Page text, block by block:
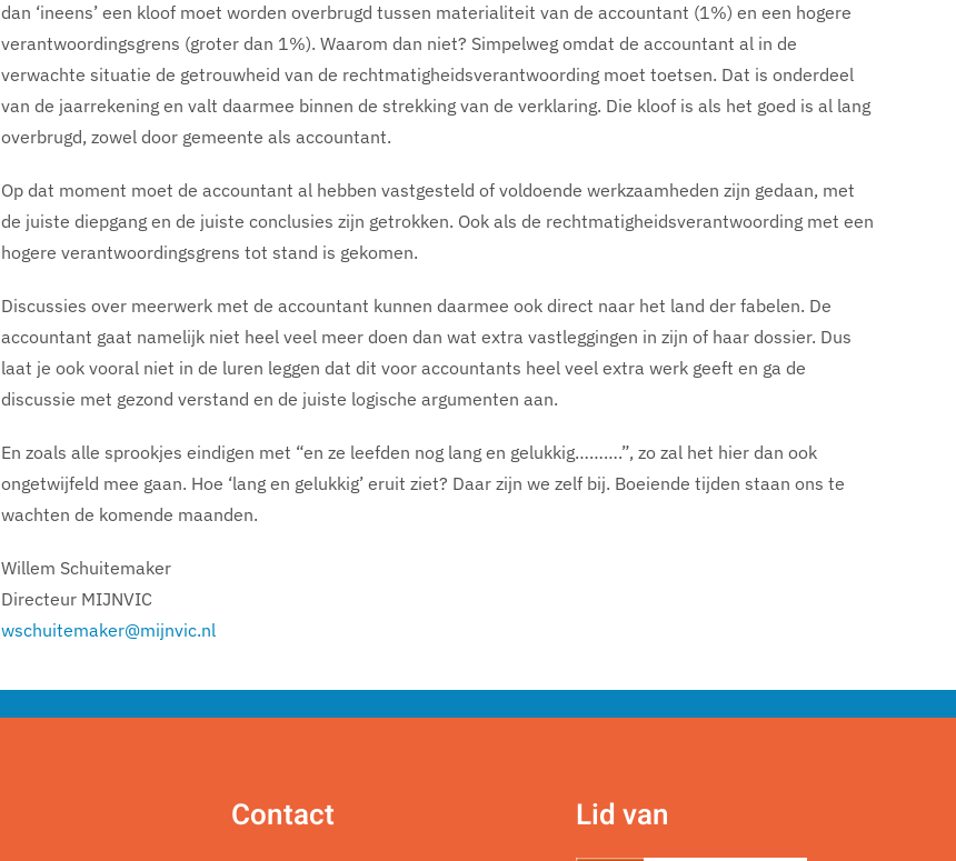
dan ‘ineens’ een kloof moet worden overbrugd tussen materialiteit van de accountant (1%) en een hogere
verantwoordingsgrens (groter dan 1%). Waarom dan niet? Simpelweg omdat de accountant al in de
verwachte situatie de getrouwheid van de rechtmatigheidsverantwoording moet toetsen. Dat is onderdeel
van de jaarrekening en valt daarmee binnen de strekking van de verklaring. Die kloof is als het goed is al lang
overbrugd, zowel door gemeente als accountant.
Op dat moment moet de accountant al hebben vastgesteld of voldoende werkzaamheden zijn gedaan, met
de juiste diepgang en de juiste conclusies zijn getrokken. Ook als de rechtmatigheidsverantwoording met een
hogere verantwoordingsgrens tot stand is gekomen.
Discussies over meerwerk met de accountant kunnen daarmee ook direct naar het land der fabelen. De
accountant gaat namelijk niet heel veel meer doen dan wat extra vastleggingen in zijn of haar dossier. Dus
laat je ook vooral niet in de luren leggen dat dit voor accountants heel veel extra werk geeft en ga de
discussie met gezond verstand en de juiste logische argumenten aan.
En zoals alle sprookjes eindigen met “en ze leefden nog lang en gelukkig……….”, zo zal het hier dan ook
ongetwijfeld mee gaan. Hoe ‘lang en gelukkig’ eruit ziet? Daar zijn we zelf bij. Boeiende tijden staan ons te
wachten de komende maanden.
Willem Schuitemaker
Directeur MIJNVIC
wschuitemaker@mijnvic.nl
Contact Lid van